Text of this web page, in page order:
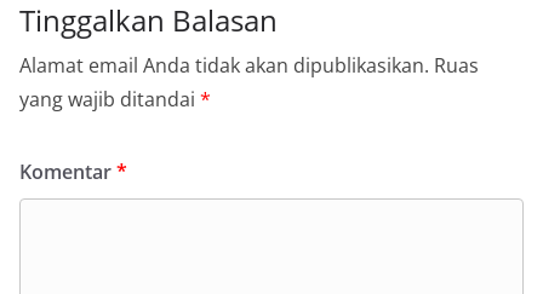
Tinggalkan Balasan
Alamat email Anda tidak akan dipublikasikan. Ruas
yang wajib ditandai *
Komentar*